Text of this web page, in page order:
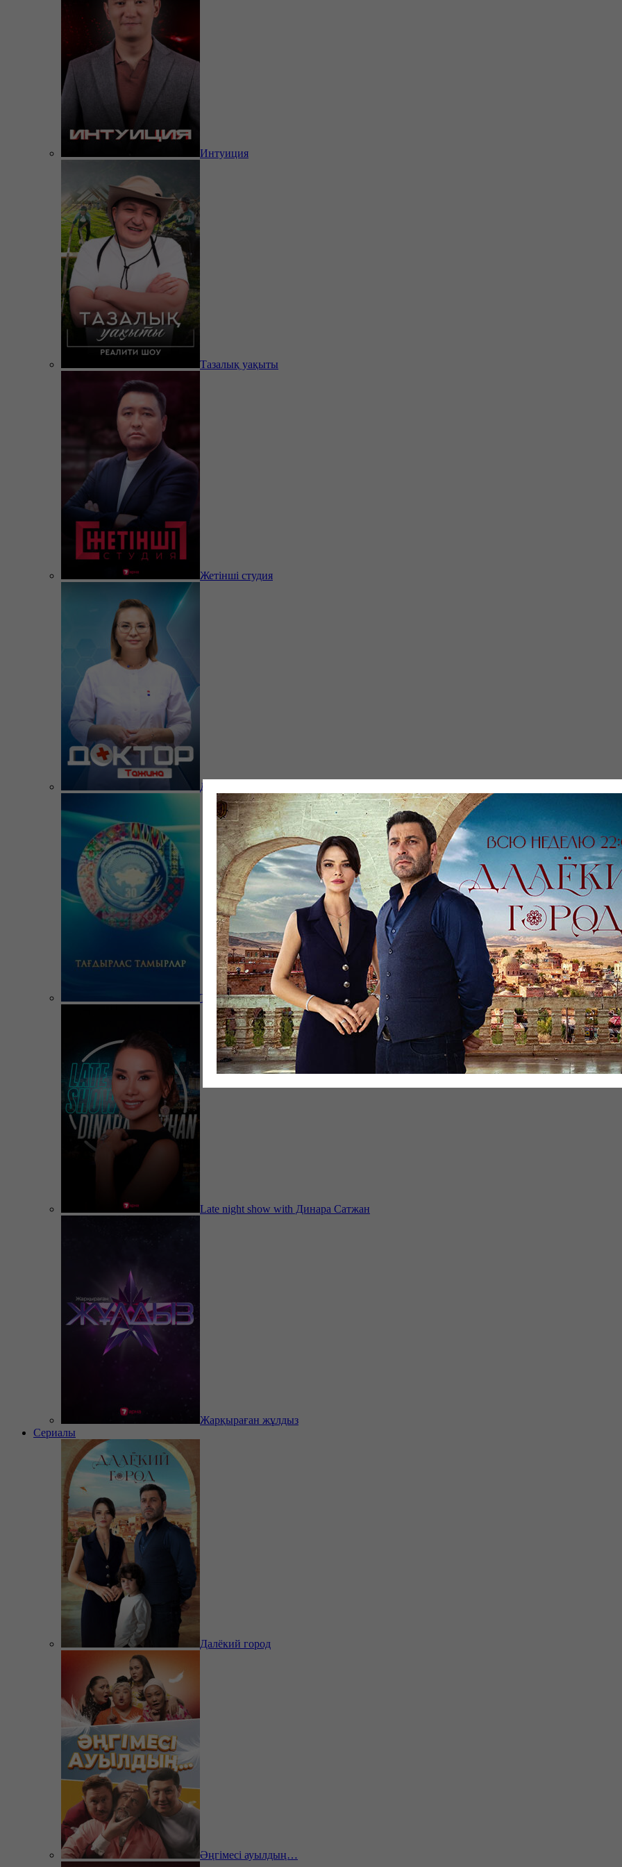
Интуиция
Тазалық уақыты
Жетінші студия
Доктор Тажина
Тағдырлас тамырлар
Late night show with Динара Сатжан
Жарқыраған жұлдыз
Сериалы
Далёкий город
Әңгімесі ауылдың…